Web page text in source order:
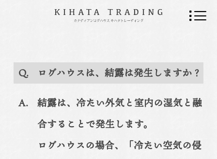
Q. ログハウスは、結露は発生しますか？
A.
結露は、冷たい外気と室内の湿気と融
合することで発生します。
ログハウスの場合、「冷たい空気の侵